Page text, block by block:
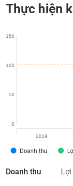
Thực hiện
Doanh thu
0
50
100
150
2019
Doanh thu
khoán
(-)
Tất cả
đạo
Tin
tức
Bài
viết